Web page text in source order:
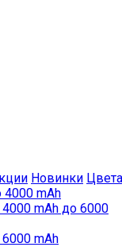
Новинки Цвета
mAh
mAh до 6000
mAh